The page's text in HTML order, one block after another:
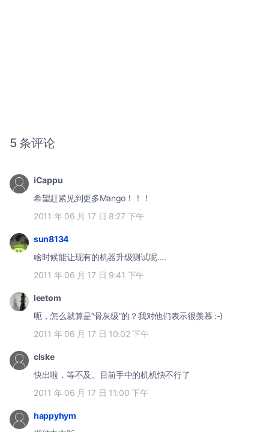
5 条评论
iCappu
希望赶紧见到更多Mango！！！
2011 年 06 月 17 日 8:27 下午
sun8134
啥时候能让现有的机器升级测试呢....
2011 年 06 月 17 日 9:41 下午
leetom
呃，怎么就算是“骨灰级”的？我对他们表示很羡慕 :-)
2011 年 06 月 17 日 10:02 下午
clske
快出啦，等不及。目前手中的机机快不行了
2011 年 06 月 17 日 11:00 下午
happyhym